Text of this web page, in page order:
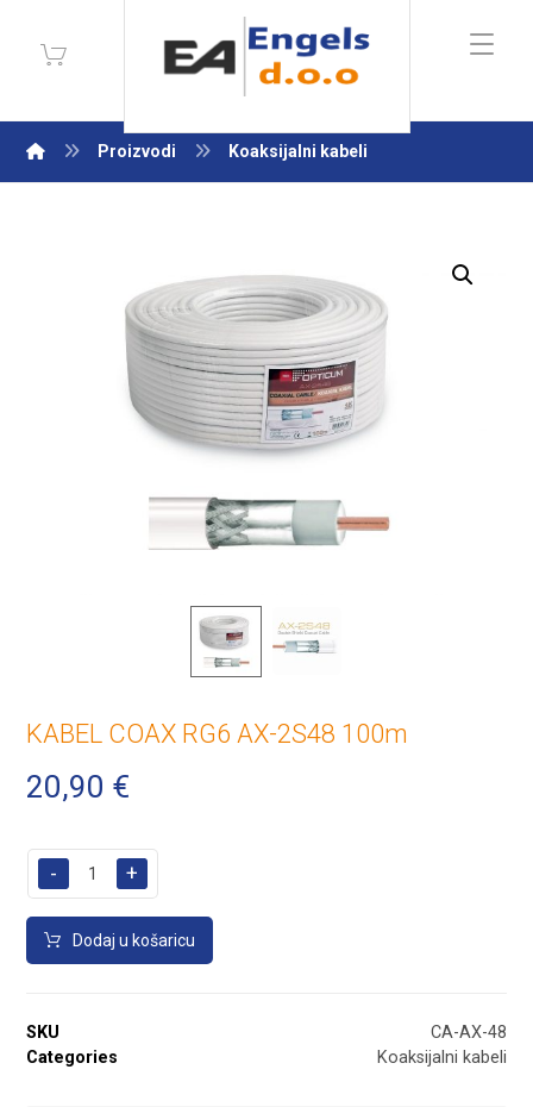
Proizvodi Koaksijalni kabeli
Enlarge the image
KABEL COAX RG6 AX-2S48 100m
20,90 €
- +
Dodaj u košaricu
SKU
CA-AX-48
Categories
Koaksijalni kabeli